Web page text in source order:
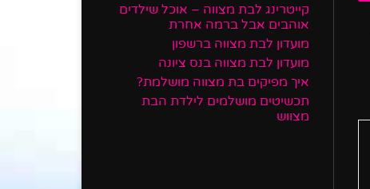
קייטרינג לבת מצווה – אוכל שילדים
אוהבים אבל ברמה אחרת
מועדון לבת מצווה ברשפון
מועדון לבת מצווה בנס ציונה
איך מפיקים בת מצווה מושלמת?
תכשיטים מושלמים לילדת הבת
מצווש